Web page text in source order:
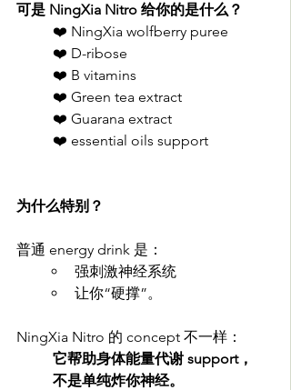
可是 NingXia Nitro 给你的是什么？
❤️ NingXia wolfberry puree
❤️ D-ribose
❤️ B vitamins
❤️ Green tea extract
❤️ Guarana extract
❤️ essential oils support
为什么特别？
普通 energy drink 是：
强刺激神经系统
让你“硬撑”。
NingXia Nitro 的 concept 不一样：
它帮助身体能量代谢 support，
不是单纯炸你神经。